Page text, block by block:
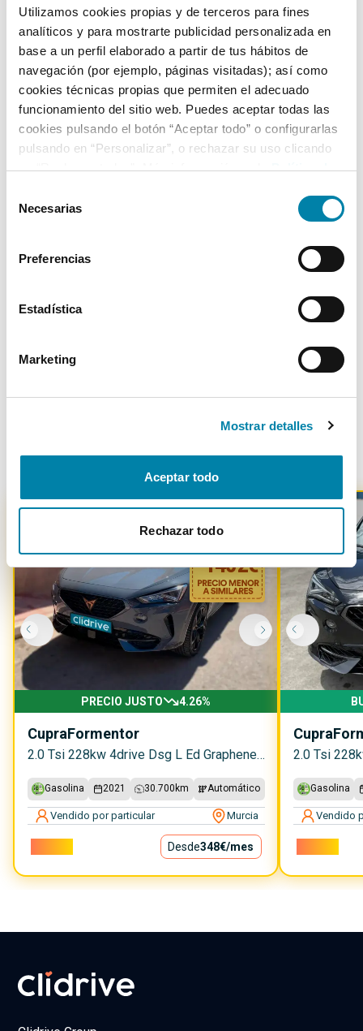
Utilizamos cookies propias y de terceros para fines
analíticos y para mostrarte publicidad personalizada en
base a un perfil elaborado a partir de tus hábitos de
navegación (por ejemplo, páginas visitadas); así como
cookies técnicas propias que permiten el adecuado
funcionamiento del sitio web. Puedes aceptar todas las
cookies pulsando el botón “Aceptar todo” o configurarlas
pulsando en “Personalizar”, o rechazar su uso clicando
en “Rechazar todas”. Más información en laPolítica de
Necesarias
Preferencias
Estadística
Marketing
Mostrar detalles
Aceptar todo
Rechazar todo
Equipamiento*
Detalles destacados
Faros Full LED
Faros antiniebla LED con función Cornering
Luz diurna LED
* La información de Equipamiento puede no reflejar todos los detalles
específicos del vehículo.
Más de 3.500 clientes satisfechos
-1402€
PRECIO JUSTO 4.26%
CupraFormentor
2.0 Tsi 228kw 4drive Dsg L Ed Graphene 5p.
Gasolina 2021 30.700 km Automático
Vendido por particular Murcia
Desde348€/mes
Cupra
2.0 Tsi
Gasolina
Vendido